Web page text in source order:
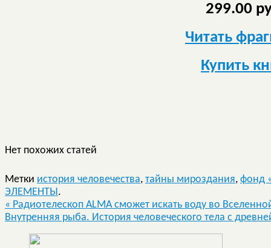
299.00
Читать
Купить
Нет похожих статей
Метки история человечества, тайны мироздания, фонд
ЭЛЕМЕНТЫ.
« Радиотелескоп ALMA сможет искать воду во
Внутренняя рыба. История человеческого тела с